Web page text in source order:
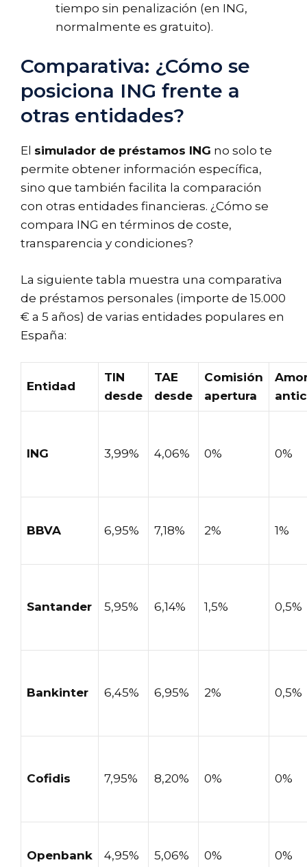
tiempo sin penalización (en ING,
normalmente es gratuito).
Comparativa: ¿Cómo se
posiciona ING frente a
otras entidades?
El simulador de préstamos ING no solo te
permite obtener información específica,
sino que también facilita la comparación
con otras entidades financieras. ¿Cómo se
compara ING en términos de coste,
transparencia y condiciones?
La siguiente tabla muestra una comparativa
de préstamos personales (importe de 15.000
€ a 5 años) de varias entidades populares en
España:
Entidad
TIN
desde
TAE
desde
Comisión
apertura
ING 3,99% 4,06% 0% 0%
BBVA 6,95% 7,18% 2% 1%
Santander 5,95% 6,14% 1,5% 0,5%
Bankinter 6,45% 6,95% 2% 0,5%
Cofidis 7,95% 8,20% 0% 0%
Openbank 4,95% 5,06% 0% 0%